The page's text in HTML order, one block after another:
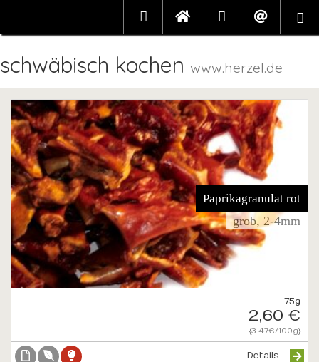
schwäbisch kochen www.herzel.de
Paprikagranulat rot
grob, 2-4mm
75g
2,60 €
{3.47€/100g}
Details